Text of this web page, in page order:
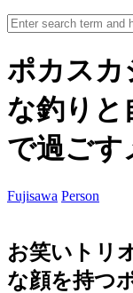
ポカスカ
な釣りと
で過ごす
Fujisawa Person
お笑いトリ
な顔を持つ